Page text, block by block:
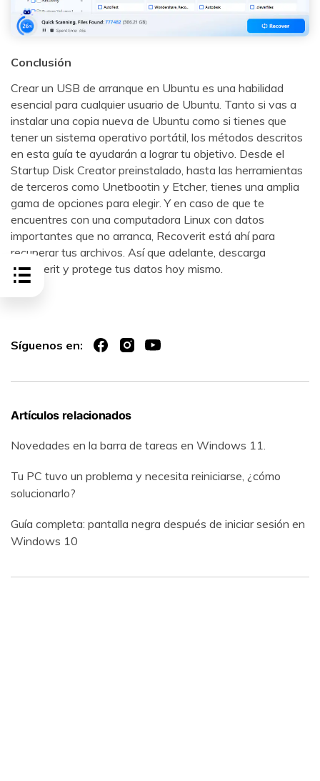
Conclusión
Crear un USB de arranque en Ubuntu es una habilidad
esencial para cualquier usuario de Ubuntu. Tanto si vas a
instalar una copia nueva de Ubuntu como si tienes que
tener un sistema operativo portátil, los métodos descritos
en esta guía te ayudarán a lograr tu objetivo. Desde el
Startup Disk Creator preinstalado, hasta las herramientas
de terceros como Unetbootin y Etcher, tienes una amplia
gama de opciones para elegir. Y en caso de que te
encuentres con una computadora Linux con datos
importantes que no arranca, Recoverit está ahí para
recuperar tus archivos. Así que adelante, descarga
Recoverit y protege tus datos hoy mismo.
Síguenos en:
Artículos relacionados
Novedades en la barra de tareas en Windows 11.
Tu PC tuvo un problema y necesita reiniciarse, ¿cómo
solucionarlo?
Guía completa: pantalla negra después de iniciar sesión en
Windows 10